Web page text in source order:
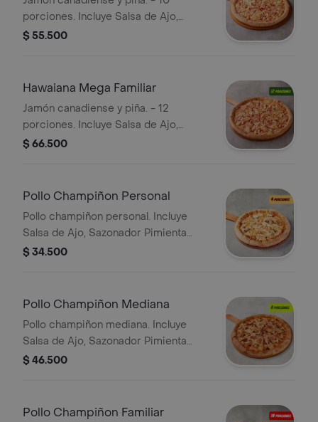
porciones. Incluye Salsa de Ajo,
Sazonador Pimienta Roja y
$ 55.500
Hawaiana Mega Familiar
Jamón canadiense y piña. - 12
porciones. Incluye Salsa de Ajo,
Sazonador Pimienta Roja y
$ 66.500
Pollo Champiñon Personal
Pollo champiñon personal. Incluye
Salsa de Ajo, Sazonador Pimienta
Roja y Pepperoncini.
$ 34.500
Pollo Champiñon Mediana
Pollo champiñon mediana. Incluye
Salsa de Ajo, Sazonador Pimienta
Roja y Pepperoncini.
$ 46.500
Pollo Champiñon Familiar